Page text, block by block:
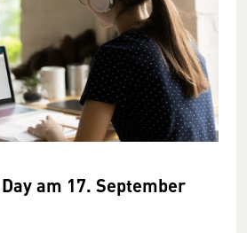
am 17. September